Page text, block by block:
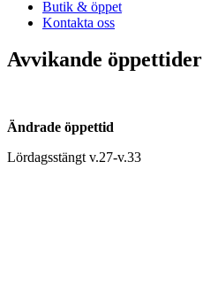
Butik & öppet
Kontakta oss
Avvikande öppettider
Ändrade öppettid
Lördagsstängt v.27-v.33